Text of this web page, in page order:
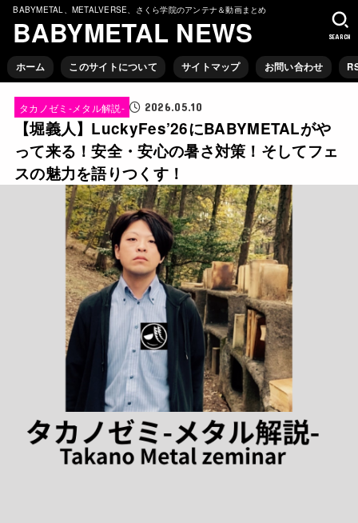
BABYMETAL、METALVERSE、さくら学院のアンテナ＆動画まとめ
BABYMETAL NEWS
ホーム このサイトについて サイトマップ お問い合わせ
SEARCH
タカノゼミ-メタル解説- 2026.05.10
【堀義人】LuckyFes’26にBABYMETALがや
って来る！安全・安心の暑さ対策！そしてフェ
スの魅力を語りつくす！